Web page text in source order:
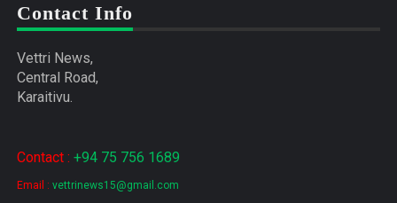
Contact Info
Vettri News,
Central Road,
Karaitivu.
Contact : +94 75 756 1689
Email : vettrinews15@gmail.com